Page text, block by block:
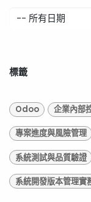
標籤
Odoo 企業內部
專案進度與風險管理
系統測試與品質驗證
系統開發版本管理實